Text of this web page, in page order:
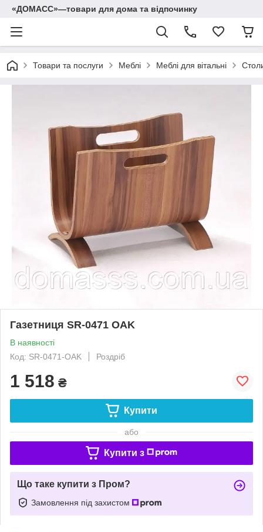
«ДОМАСС»—товари для дома та відпочинку
Товари та послуги Меблі Меблі для вітальні
Газетниця SR-0471 OAK
В наявності
Код: SR-0471-OAK
Роздріб
1 518 ₴
Купити
або
Купити з
Що таке купити з Пром?
Замовлення під захистом